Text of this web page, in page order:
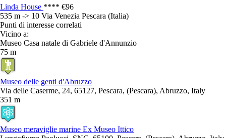
Linda House **** €96
535 m -> 10 Via Venezia Pescara (Italia)
Punti di interesse correlati
Vicino a:
Museo Casa natale di Gabriele d'Annunzio
75 m
Museo delle genti d'Abruzzo
Via delle Caserme, 24, 65127, Pescara, (Pescara), Abruzzo, Italy
351 m
Museo meraviglie marine Ex Museo Ittico